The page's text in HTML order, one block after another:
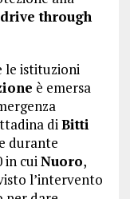
drive through
le istituzioni
è emersa
diBitti
durante
in cuiNuoro,
l’intervento